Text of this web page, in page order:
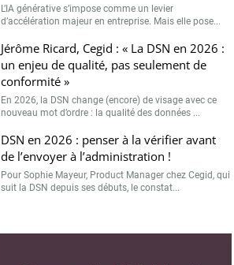
L’IA générative s’impose comme un levier
d’accélération majeur en entreprise. Mais elle pose...
Jérôme Ricard, Cegid : « La DSN en 2026 :
un enjeu de qualité, pas seulement de
conformité »
En 2026, la DSN change (encore) de visage avec ce
nouveau mot d’ordre : la qualité des données ...
DSN en 2026 : penser à la vérifier avant
de l’envoyer à l’administration !
Pour Sophie Mayeur, Product Manager chez Cegid, qui
suit la DSN depuis ses débuts, le constat...